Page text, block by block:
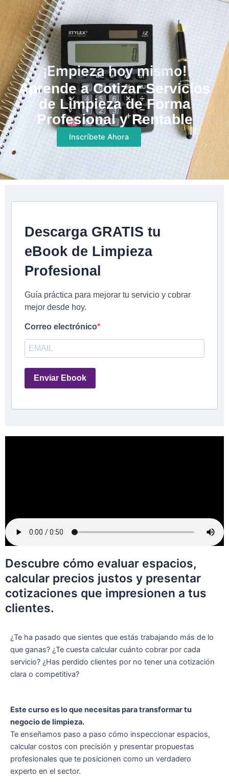
¡Empieza hoy mismo!
Aprende a Cotizar Servicios
de Limpieza de Forma
Profesional y Rentable
Inscríbete Ahora
Descarga GRATIS tu
eBook de Limpieza
Profesional
Guía práctica para mejorar tu servicio y cobrar
mejor desde hoy.
Correo electrónico
Enviar Ebook
Descubre cómo evaluar espacios,
calcular precios justos y presentar
cotizaciones que impresionen a tus
clientes.
¿Te ha pasado que sientes que estás trabajando más de lo
que ganas? ¿Te cuesta calcular cuánto cobrar por cada
servicio? ¿Has perdido clientes por no tener una cotización
clara o competitiva?
Este curso es lo que necesitas para transformar tu
negocio de limpieza.
Te enseñamos paso a paso cómo inspeccionar espacios,
calcular costos con precisión y presentar propuestas
profesionales que te posicionen como un verdadero
experto en el sector.